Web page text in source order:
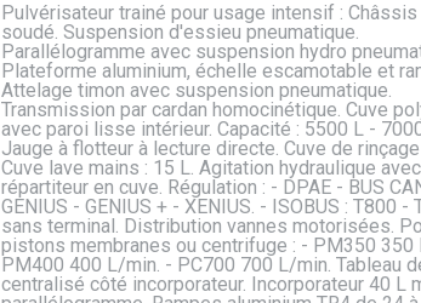
Pulvérisateur trainé pour usage intensif : Châssis
soudé. Suspension d'essieu pneumatique.
Parallélogramme avec suspension hydro
Plateforme aluminium, échelle escamotable et
Attelage timon avec suspension pneumatique.
Transmission par cardan homocinétique. Cuve
avec paroi lisse intérieur. Capacité : 5500 L -
Jauge à flotteur à lecture directe. Cuve de
Cuve lave mains : 15 L. Agitation hydraulique avec
répartiteur en cuve. Régulation : - DPAE - BUS
GENIUS - GENIUS + - XENIUS. - ISOBUS : T800 -
sans terminal. Distribution vannes motorisées.
pistons membranes ou centrifuge : - PM350 350
PM400 400 L/min. - PC700 700 L/min. Tableau
centralisé côté incorporateur. Incorporateur 40 L